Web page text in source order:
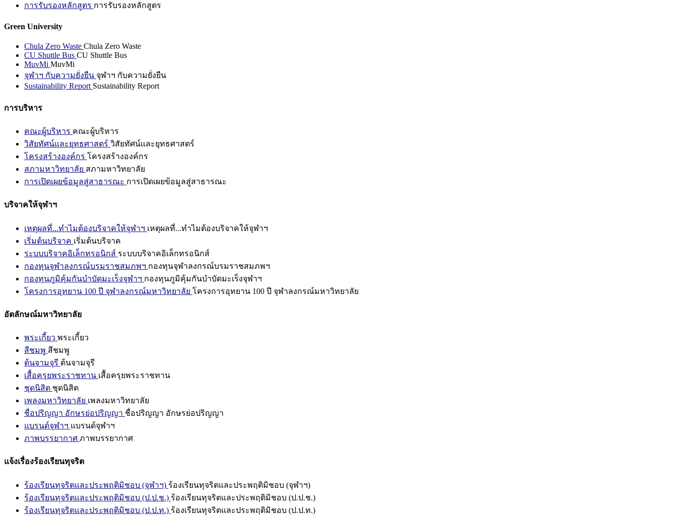
การรับรองหลักสูตร การรับรองหลักสูตร
Green University
Chula Zero Waste Chula Zero Waste
CU Shuttle Bus CU Shuttle Bus
MuvMi MuvMi
จุฬาฯ กับความยั่งยืน จุฬาฯ กับความยั่งยืน
Sustainability Report Sustainability Report
การบริหาร
คณะผู้บริหาร คณะผู้บริหาร
วิสัยทัศน์และยุทธศาสตร์ วิสัยทัศน์และยุทธศาสตร์
โครงสร้างองค์กร โครงสร้างองค์กร
สภามหาวิทยาลัย สภามหาวิทยาลัย
การเปิดเผยข้อมูลสู่สาธารณะ การเปิดเผยข้อมูลสู่สาธารณะ
บริจาคให้จุฬาฯ
เหตุผลที่...ทำไมต้องบริจาคให้จุฬาฯ เหตุผลที่...ทำไมต้องบริจาคให้จุฬาฯ
เริ่มต้นบริจาค เริ่มต้นบริจาค
ระบบบริจาคอิเล็กทรอนิกส์ ระบบบริจาคอิเล็กทรอนิกส์
กองทุนจุฬาลงกรณ์บรมราชสมภพฯ กองทุนจุฬาลงกรณ์บรมราชสมภพฯ
กองทุนภูมิคุ้มกันบำบัดมะเร็งจุฬาฯ กองทุนภูมิคุ้มกันบำบัดมะเร็งจุฬาฯ
โครงการอุทยาน 100 ปี จุฬาลงกรณ์มหาวิทยาลัย โครงการอุทยาน 100 ปี จุฬาลงกรณ์มหาวิทยาลัย
อัตลักษณ์มหาวิทยาลัย
พระเกี้ยว พระเกี้ยว
สีชมพู สีชมพู
ต้นจามจุรี ต้นจามจุรี
เสื้อครุยพระราชทาน เสื้อครุยพระราชทาน
ชุดนิสิต ชุดนิสิต
เพลงมหาวิทยาลัย เพลงมหาวิทยาลัย
ชื่อปริญญา อักษรย่อปริญญา ชื่อปริญญา อักษรย่อปริญญา
แบรนด์จุฬาฯ แบรนด์จุฬาฯ
ภาพบรรยากาศ ภาพบรรยากาศ
แจ้งเรื่องร้องเรียนทุจริต
ร้องเรียนทุจริตและประพฤติมิชอบ (จุฬาฯ) ร้องเรียนทุจริตและประพฤติมิชอบ (จุฬาฯ)
ร้องเรียนทุจริตและประพฤติมิชอบ (ป.ป.ช.) ร้องเรียนทุจริตและประพฤติมิชอบ (ป.ป.ช.)
ร้องเรียนทุจริตและประพฤติมิชอบ (ป.ป.ท.) ร้องเรียนทุจริตและประพฤติมิชอบ (ป.ป.ท.)